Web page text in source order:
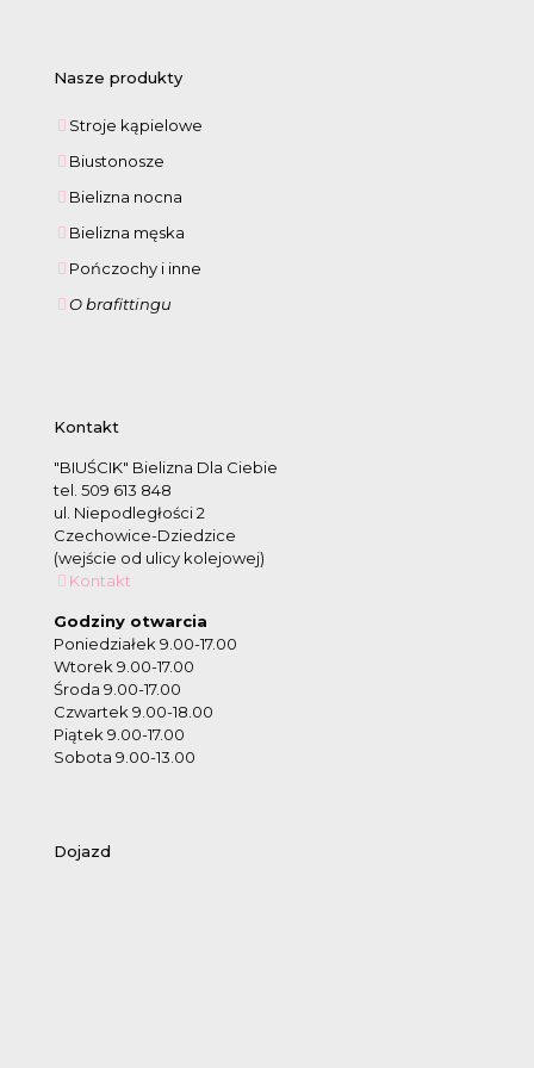
Nasze produkty
Stroje kąpielowe
Biustonosze
Bielizna nocna
Bielizna męska
Pończochy i inne
O brafittingu
Kontakt
"BIUŚCIK" Bielizna Dla Ciebie
tel. 509 613 848
ul. Niepodległości 2
Czechowice-Dziedzice
(wejście od ulicy kolejowej)
Kontakt
Godziny otwarcia
Poniedziałek 9.00-17.00
Wtorek 9.00-17.00
Środa 9.00-17.00
Czwartek 9.00-18.00
Piątek 9.00-17.00
Sobota 9.00-13.00
Dojazd